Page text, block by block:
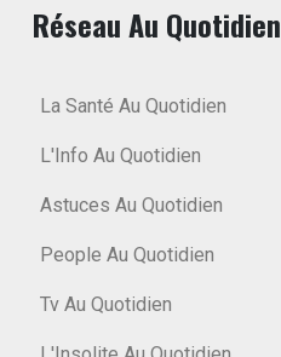
Réseau Au Quotidien
La Santé Au Quotidien
L'Info Au Quotidien
Astuces Au Quotidien
People Au Quotidien
Tv Au Quotidien